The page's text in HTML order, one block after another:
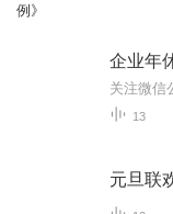
例》
企业年
13
元旦联